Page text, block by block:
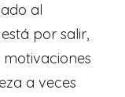
al
por salir,
a veces